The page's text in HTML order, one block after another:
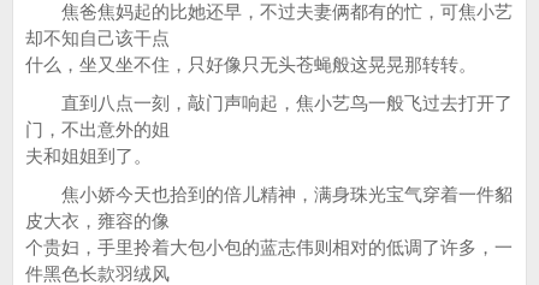
焦爸焦妈起的比她还早，不过夫妻俩都有的忙，可焦小艺
却不知自己该干点
什么，坐又坐不住，只好像只无头苍蝇般这晃晃那转转。
直到八点一刻，敲门声响起，焦小艺鸟一般飞过去打开了
门，不出意外的姐
夫和姐姐到了。
焦小娇今天也拾到的倍儿精神，满身珠光宝气穿着一件貂
皮大衣，雍容的像
个贵妇，手里拎着大包小包的蓝志伟则相对的低调了许多，一
件黑色长款羽绒风